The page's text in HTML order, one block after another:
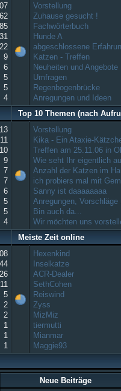
22
9
6
5
5
4
Vorstellung
Zuhause gesucht !
Fachwörterbuch
Hunde A
abgeschlossene
Katzen - Treffen
Neuheiten und Angebote
Umfragen
Regenbogenbrücke
Anregungen und Ideen
Top 10 Themen (nach
13
11
10
9
7
7
6
5
5
4
Vorstellung
Kika - Ein Ataxie-
Treffen am 25.11.06 in
Wie seht Ihr eigentlich
Anzahl der Katzen im
ich probiers mal mit
Sanny ist daaaaaaaa
Anregungen, Vorschläge
Bin auch da...
Wir möchten uns
Meiste Zeit online
44
26
11
5
2
2
1
1
1
Hexenkind
Inselkatze
ACR-Dealer
SethCohen
Reiswind
Zyss
MizMiz
tiermutti
Mianmar
Maggie93
Neue Beiträge